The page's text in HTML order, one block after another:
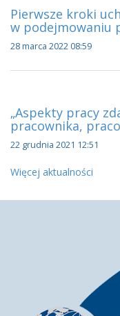
Pierwsze kroki
w podejmowaniu
28 marca 2022 08:59
„Aspekty pracy
pracownika,
22 grudnia 2021 12:51
Więcej aktualności